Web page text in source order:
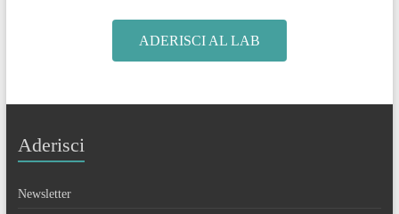
ADERISCI AL LAB
Aderisci
Newsletter